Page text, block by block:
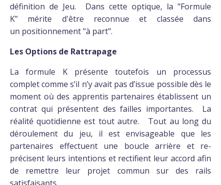
définition de Jeu. Dans cette optique, la "Formule
K" mérite d'être reconnue et classée dans
un positionnement "à part".
Les Options de Rattrapage
La formule K présente toutefois un processus
complet comme s’il n’y avait pas d’issue possible dès le
moment où des apprentis partenaires établissent un
contrat qui présentent des failles importantes. La
réalité quotidienne est tout autre. Tout au long du
déroulement du jeu, il est envisageable que les
partenaires effectuent une boucle arrière et re-
précisent leurs intentions et rectifient leur accord afin
de remettre leur projet commun sur des rails